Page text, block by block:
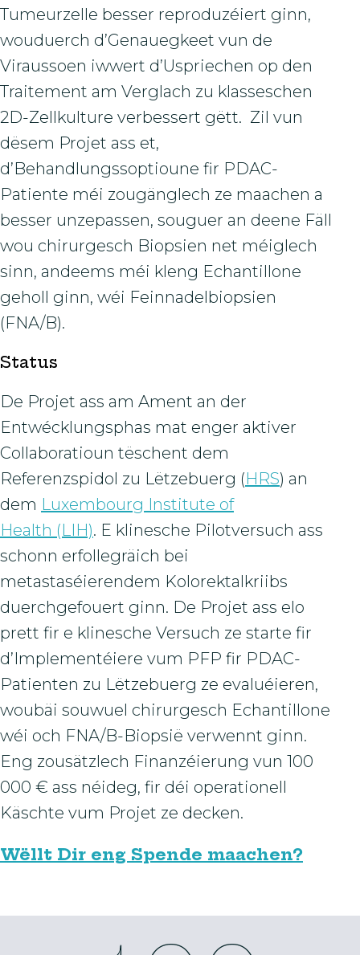
Tumeurzelle besser reproduzéiert ginn,
wouduerch d’Genauegkeet vun de
Viraussoen iwwert d’Uspriechen op den
Traitement am Verglach zu klasseschen
2D-Zellkulture verbessert gëtt. Zil vun
dësem Projet ass et,
d’Behandlungssoptioune fir PDAC-
Patiente méi zougänglech ze maachen a
besser unzepassen, souguer an deene Fäll
wou chirurgesch Biopsien net méiglech
sinn, andeems méi kleng Echantillone
geholl ginn, wéi Feinnadelbiopsien
(FNA/B).
Status
De Projet ass am Ament an der
Entwécklungsphas mat enger aktiver
Collaboratioun tëschent dem
Referenzspidol zu Lëtzebuerg (HRS) an
dem Luxembourg Institute of
Health (LIH). E klinesche Pilotversuch ass
schonn erfollegräich bei
metastaséierendem Kolorektalkriibs
duerchgefouert ginn. De Projet ass elo
prett fir e klinesche Versuch ze starte fir
d’Implementéiere vum PFP fir PDAC-
Patienten zu Lëtzebuerg ze evaluéieren,
woubäi souwuel chirurgesch Echantillone
wéi och FNA/B-Biopsië verwennt ginn.
Eng zousätzlech Finanzéierung vun 100
000 € ass néideg, fir déi operationell
Käschte vum Projet ze decken.
Wëllt Dir eng Spende maachen?